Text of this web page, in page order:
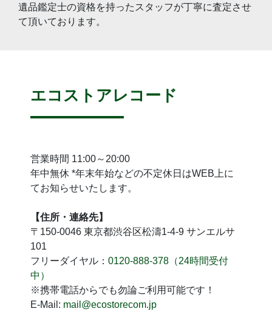
遺品鑑定士の資格を持ったスタッフが丁寧に査定させ
て頂いております。
エコストアレコード
営業時間 11:00～20:00
年中無休 *年末年始などの不定休日はWEB上に
てお知らせいたします。
【住所・連絡先】
〒150-0046 東京都渋谷区松濤1-4-9 サンエルサ
101
フリーダイヤル： 0120-888-378（24時間受付
中）
※携帯電話からでも勿論ご利用可能です！
E-Mail: mail@ecostorecom.jp